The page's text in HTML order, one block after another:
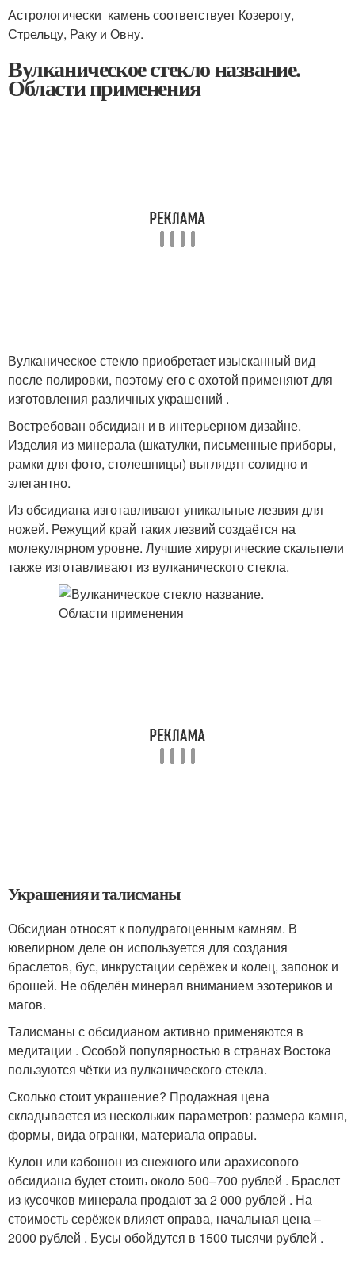
Астрологически камень соответствует Козерогу,
Стрельцу, Раку и Овну.
Вулканическое стекло название.
Области применения
Вулканическое стекло приобретает изысканный вид
после полировки, поэтому его с охотой применяют для
изготовления различных украшений .
Востребован обсидиан и в интерьерном дизайне.
Изделия из минерала (шкатулки, письменные приборы,
рамки для фото, столешницы) выглядят солидно и
элегантно.
Из обсидиана изготавливают уникальные лезвия для
ножей. Режущий край таких лезвий создаётся на
молекулярном уровне. Лучшие хирургические скальпели
также изготавливают из вулканического стекла.
Украшения и талисманы
Обсидиан относят к полудрагоценным камням. В
ювелирном деле он используется для создания
браслетов, бус, инкрустации серёжек и колец, запонок и
брошей. Не обделён минерал вниманием эзотериков и
магов.
Талисманы с обсидианом активно применяются в
медитации . Особой популярностью в странах Востока
пользуются чётки из вулканического стекла.
Сколько стоит украшение? Продажная цена
складывается из нескольких параметров: размера камня,
формы, вида огранки, материала оправы.
Кулон или кабошон из снежного или арахисового
обсидиана будет стоить около 500–700 рублей . Браслет
из кусочков минерала продают за 2 000 рублей . На
стоимость серёжек влияет оправа, начальная цена –
2000 рублей . Бусы обойдутся в 1500 тысячи рублей .